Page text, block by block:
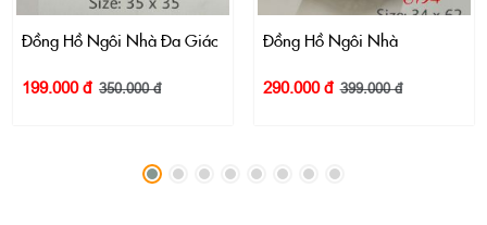
Đồng Hồ Ngôi Nhà Đa Giác
199.000 đ 350.000 đ
Đồng Hồ Ngôi Nhà
290.000 đ 399.000 đ